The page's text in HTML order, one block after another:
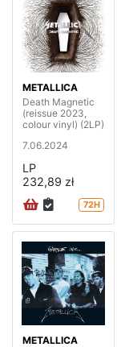
METALLICA
Death Magnetic
(reissue 2023,
colour vinyl) (2LP)
7.06.2024
LP
232,89 zł
72H
METALLICA